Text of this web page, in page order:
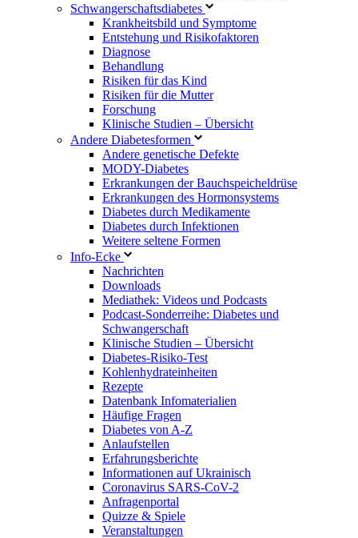
Schwangerschaftsdiabetes
Krankheitsbild und Symptome
Entstehung und Risikofaktoren
Diagnose
Behandlung
Risiken für das Kind
Risiken für die Mutter
Forschung
Klinische Studien – Übersicht
Andere Diabetesformen
Andere genetische Defekte
MODY-Diabetes
Erkrankungen der Bauchspeicheldrüse
Erkrankungen des Hormonsystems
Diabetes durch Medikamente
Diabetes durch Infektionen
Weitere seltene Formen
Info-Ecke
Nachrichten
Downloads
Mediathek: Videos und Podcasts
Podcast-Sonderreihe: Diabetes und
Schwangerschaft
Klinische Studien – Übersicht
Diabetes-Risiko-Test
Kohlenhydrateinheiten
Rezepte
Datenbank Infomaterialien
Häufige Fragen
Diabetes von A-Z
Anlaufstellen
Erfahrungsberichte
Informationen auf Ukrainisch
Coronavirus SARS-CoV-2
Anfragenportal
Quizze & Spiele
Veranstaltungen